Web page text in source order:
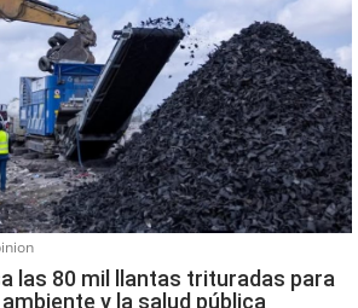
las 80 mil llantas trituradas para
y la salud pública